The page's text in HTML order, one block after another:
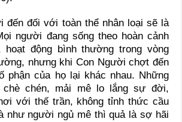
đến đối với toàn thể nhân loại sẽ là
người đang sống theo hoàn cảnh
hoạt động bình thường trong vòng
nhưng khi Con Người chợt đến
phận của họ lại khác nhau. Những
chén, mải mê lo lắng sự đời,
với thế trần, không tỉnh thức cầu
như người ngủ mê thì quả là sợ hãi